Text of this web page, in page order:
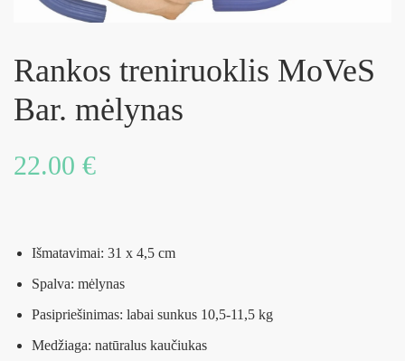
Rankos treniruoklis MoVeS
Bar. mėlynas
22.00 €
Išmatavimai: 31 x 4,5 cm
Spalva: mėlynas
Pasipriešinimas: labai sunkus 10,5-11,5 kg
Medžiaga: natūralus kaučiukas